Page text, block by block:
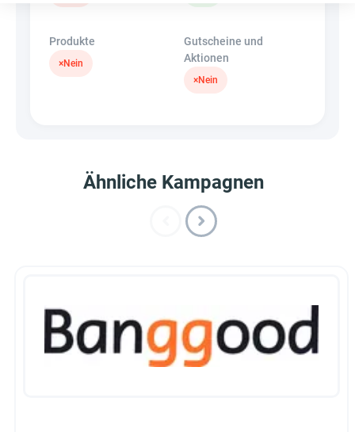
Produkte
×Nein
Gutscheine und
Aktionen
×Nein
Ähnliche Kampagnen